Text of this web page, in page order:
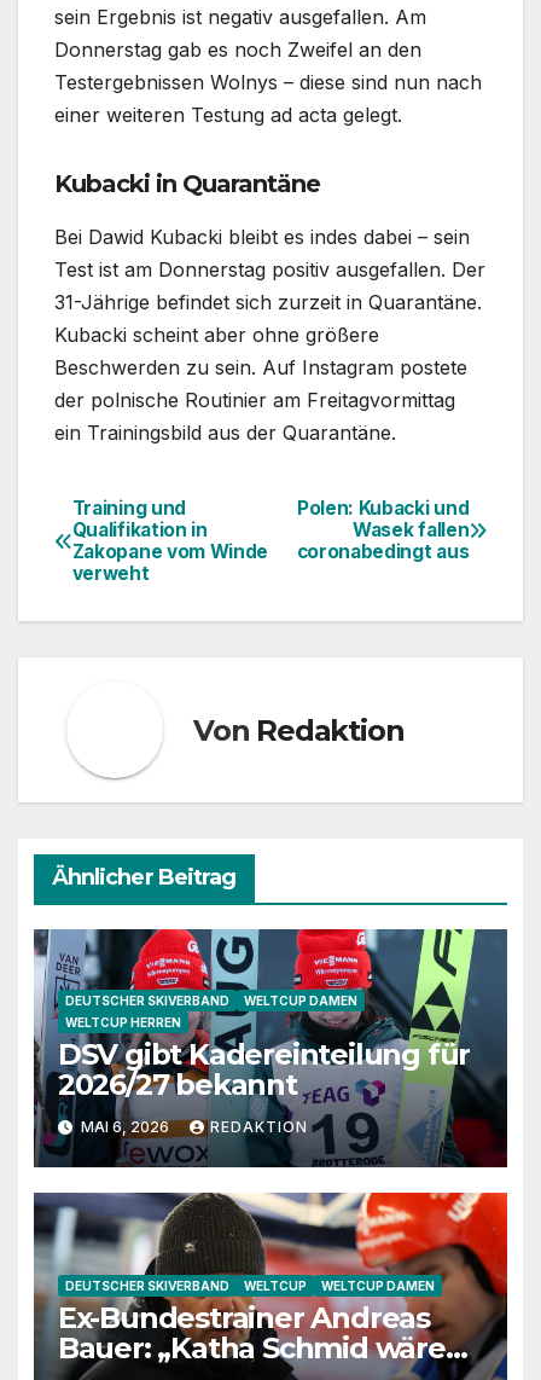
sein Ergebnis ist negativ ausgefallen. Am
Donnerstag gab es noch Zweifel an den
Testergebnissen Wolnys – diese sind nun nach
einer weiteren Testung ad acta gelegt.
Kubacki in Quarantäne
Bei Dawid Kubacki bleibt es indes dabei – sein
Test ist am Donnerstag positiv ausgefallen. Der
31-Jährige befindet sich zurzeit in Quarantäne.
Kubacki scheint aber ohne größere
Beschwerden zu sein. Auf Instagram postete
der polnische Routinier am Freitagvormittag
ein Trainingsbild aus der Quarantäne.
Beitragsnavigation
Polen: Kubacki und
Wasek fallen
coronabedingt aus
Training und
Qualifikation in
Zakopane vom Winde
verweht
Von Redaktion
Ähnlicher Beitrag
DEUTSCHER SKIVERBAND
WELTCUP DAMEN
WELTCUP HERREN
DSV gibt Kadereinteilung für
2026/27 bekannt
MAI 6, 2026 REDAKTION
DEUTSCHER SKIVERBAND WELTCUP WELTCUP DAMEN
Ex-Bundestrainer Andreas
Bauer: „Katha Schmid wäre